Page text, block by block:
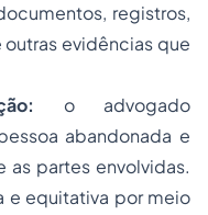
registros,
evidências que
o advogado
abandonada e
as partes envolvidas.
e equitativa por meio